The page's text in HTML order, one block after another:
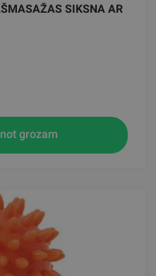
SIKSNA AR
grozam